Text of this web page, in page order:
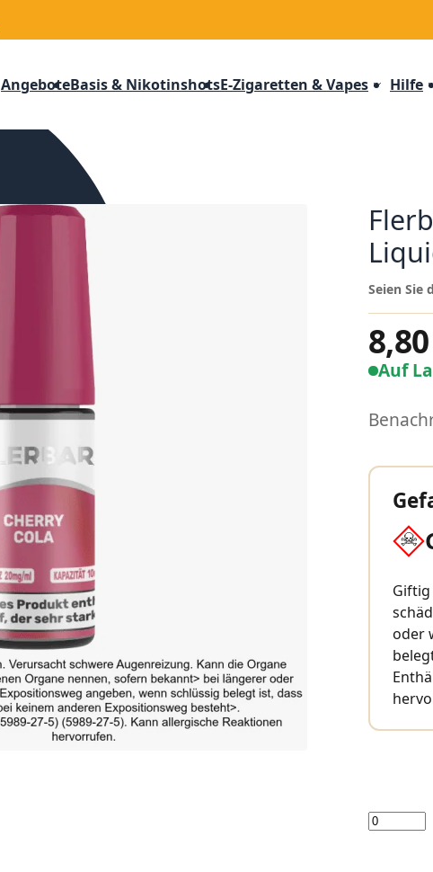
AngeboteBasis & NikotinshotsE-Zigaretten & Vapes Hilfe
Auf
Seien Sie
oder
Menge